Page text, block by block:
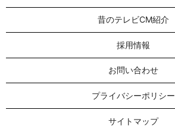
昔のテレビCM紹介
採用情報
お問い合わせ
プライバシーポリシー
サイトマップ